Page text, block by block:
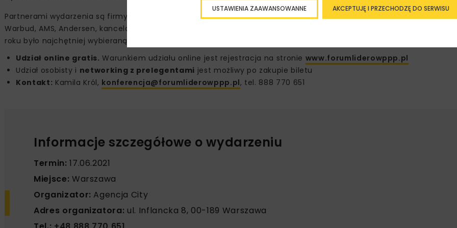
Partnerami wydarzenia są firmy Hochtief, Gulermak, Baltcap, EY, Bank Pekao SA, Bank Gospodarstwa Krajowego,
Warbud, AMS, Andersen, kancelaria Jacek Kosiński i Dentons. Wydarzenie organizowane jest cyklicznie od roku 2016. W
roku było najchętniej wybieraną konferencją o tej tematyce w Polsce, w której wzięło udział 400 osób.
Udział online gratis. Warunkiem udziału online jest rejestracja na stronie www.forumliderowppp.pl
Udział osobisty i networking z prelegentami jest możliwy po zakupie biletu
Kontakt: Kamila Król, konferencja@forumliderowppp.pl, tel. 888 770 651
Informacje szczegółowe o wydarzeniu
Termin: 17.06.2021
Miejsce: Warszawa
Organizator: Agencja City
Adres organizatora: ul. Inflancka 8, 00-189 Warszawa
AKCEPTUJĘ I PRZECHODZĘ DO SERWISU
USTAWIENIA ZAAWANSOWANNE